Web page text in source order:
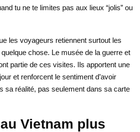
tu ne te limites pas aux lieux “jolis” ou
les voyageurs retiennent surtout les
chose. Le musée de la guerre et
partie de ces visites. Ils apportent une
et renforcent le sentiment d’avoir
sa réalité, pas seulement dans sa carte
Vietnam plus